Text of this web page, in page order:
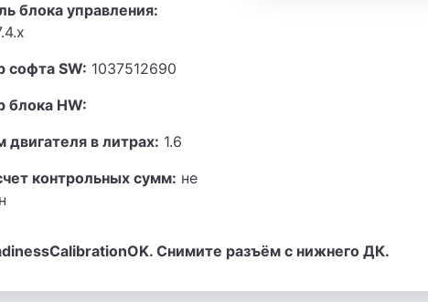
блока управления:
софта SW: 1037512690
блока HW:
двигателя в литрах: 1.6
контрольных сумм: не
Снимите разъём с нижнего ДК.